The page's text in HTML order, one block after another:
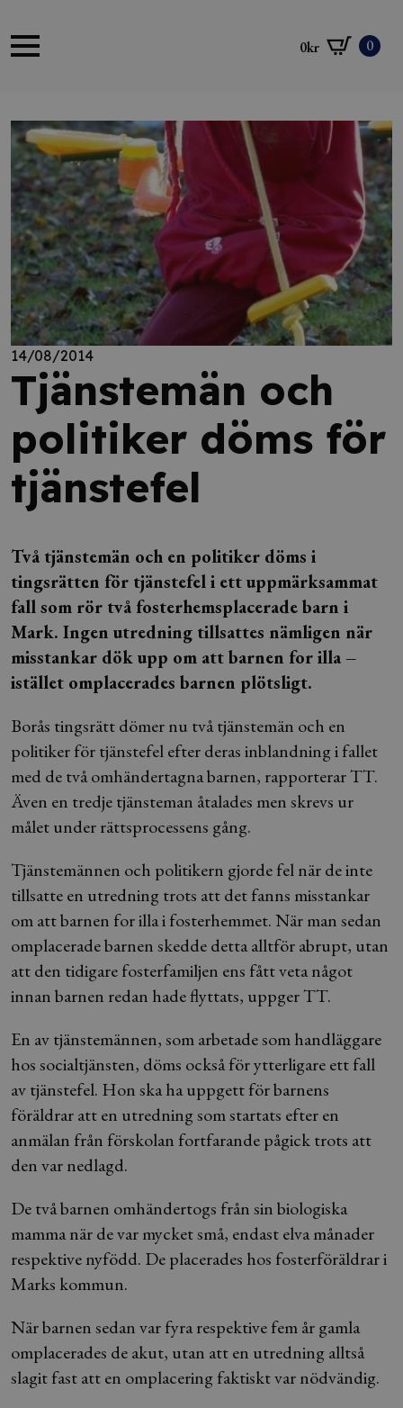
0kr 0
14/08/2014
Tjänstemän och
politiker döms för
tjänstefel
Två tjänstemän och en politiker döms i
tingsrätten för tjänstefel i ett uppmärksammat
fall som rör två fosterhemsplacerade barn i
Mark. Ingen utredning tillsattes nämligen när
misstankar dök upp om att barnen for illa –
istället omplacerades barnen plötsligt.
Borås tingsrätt dömer nu två tjänstemän och en
politiker för tjänstefel efter deras inblandning i fallet
med de två omhändertagna barnen, rapporterar TT.
Även en tredje tjänsteman åtalades men skrevs ur
målet under rättsprocessens gång.
Tjänstemännen och politikern gjorde fel när de inte
tillsatte en utredning trots att det fanns misstankar
om att barnen for illa i fosterhemmet. När man sedan
omplacerade barnen skedde detta alltför abrupt, utan
att den tidigare fosterfamiljen ens fått veta något
innan barnen redan hade flyttats, uppger TT.
En av tjänstemännen, som arbetade som handläggare
hos socialtjänsten, döms också för ytterligare ett fall
av tjänstefel. Hon ska ha uppgett för barnens
föräldrar att en utredning som startats efter en
anmälan från förskolan fortfarande pågick trots att
den var nedlagd.
De två barnen omhändertogs från sin biologiska
mamma när de var mycket små, endast elva månader
respektive nyfödd. De placerades hos fosterföräldrar i
Marks kommun.
När barnen sedan var fyra respektive fem år gamla
omplacerades de akut, utan att en utredning alltså
slagit fast att en omplacering faktiskt var nödvändig.